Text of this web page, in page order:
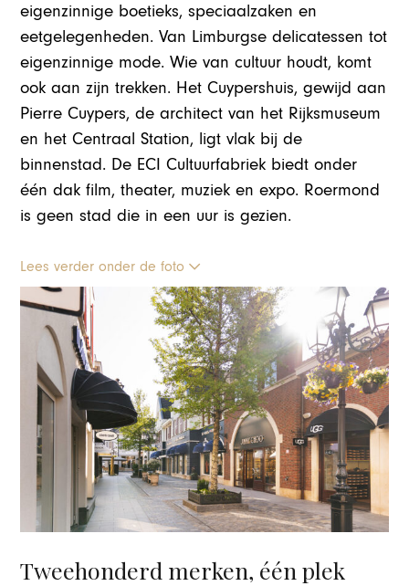
eigenzinnige boetieks, speciaalzaken en
eetgelegenheden. Van Limburgse delicatessen tot
eigenzinnige mode. Wie van cultuur houdt, komt
ook aan zijn trekken. Het Cuypershuis, gewijd aan
Pierre Cuypers, de architect van het Rijksmuseum
en het Centraal Station, ligt vlak bij de
binnenstad. De ECI Cultuurfabriek biedt onder
één dak film, theater, muziek en expo. Roermond
is geen stad die in een uur is gezien.
Lees verder onder de foto
Tweehonderd merken, één plek